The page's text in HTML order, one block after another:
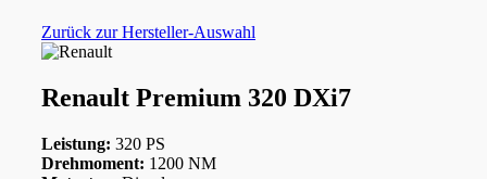
Zurück zur Hersteller-Auswahl
Renault Premium 320 DXi7
Leistung: 320 PS
Drehmoment: 1200 NM